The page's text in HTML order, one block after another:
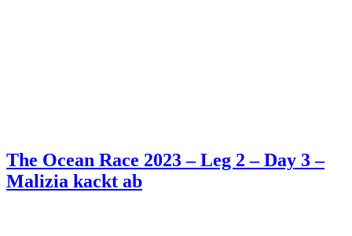
The Ocean Race 2023 – Leg 2 – Day 3 –
Malizia kackt ab